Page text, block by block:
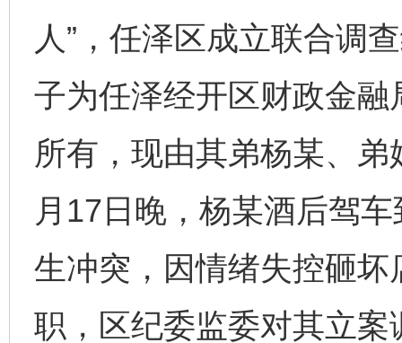
人”，任泽区成立联合调
子为任泽经开区财政金
所有，现由其弟杨某、
月17日晚，杨某酒后驾
生冲突，因情绪失控砸
职，区纪委监委对其立